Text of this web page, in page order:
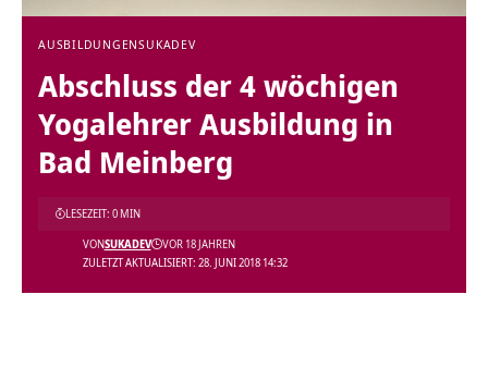
AUSBILDUNGENSUKADEV
Abschluss der 4 wöchigen
Yogalehrer Ausbildung in
Bad Meinberg
ZULETZT AKTUALISIERT: 28. JUNI 2018 14:32
VONSUKADEV VOR 18 JAHREN
LESEZEIT: 0 MIN